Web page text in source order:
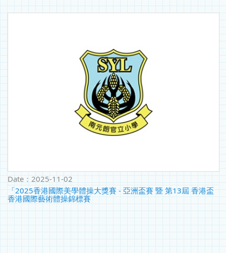
Date： 2025-11-02
「2025香港國際美學體操大獎賽 - 亞洲盃賽 暨 第13屆 香港盃
香港國際藝術體操錦標賽